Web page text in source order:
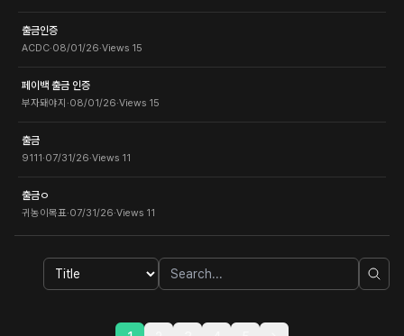
출금인증
ACDC·08/01/26·Views 15
페이백 출금 인증
부자돼야지 ·08/01/26·Views 15
출금
9111·07/31/26·Views 11
출금ㅇ
귀농이목표·07/31/26·Views 11